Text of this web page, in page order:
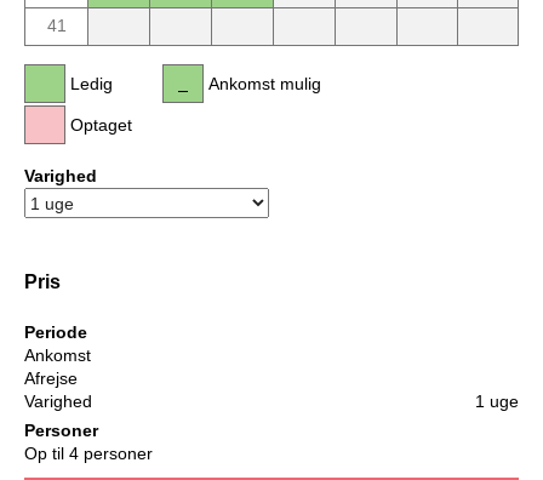
41
Ledig
Optaget
Ankomst mulig
Varighed
Pris
Periode
Ankomst
Afrejse
Varighed
1 uge
Personer
Op til 4 personer